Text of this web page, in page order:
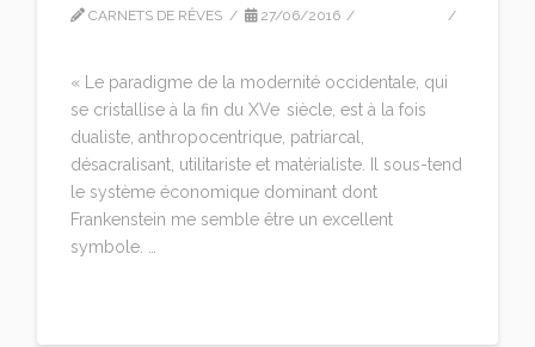
CARNETS DE RÊVES 27/06/2016
« Le paradigme de la modernité occidentale, qui
se cristallise à la fin du XVe siècle, est à la fois
dualiste, anthropocentrique, patriarcal,
désacralisant, utilitariste et matérialiste. Il sous-tend
le système économique dominant dont
Frankenstein me semble être un excellent
symbole. …